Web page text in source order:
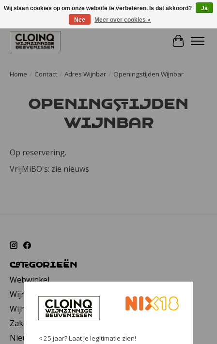
Large selection of products and fast shipping!
Home / Contact / Adres Wijnbar / Openingstijden Wijnbar
Openingstijden
Wijnbar
Op reservering.
VrijMiBO's: zie nieuws
Categorieën
Webwinkel
Wijnwinkel
Wijnbar
Zakelijk
Nieuws
Wij slaan cookies op om onze website te verbeteren. Is dat akkoord?
Ja
Nee
Meer over cookies »
< 25 jaar? Laat je legitimatie zien!